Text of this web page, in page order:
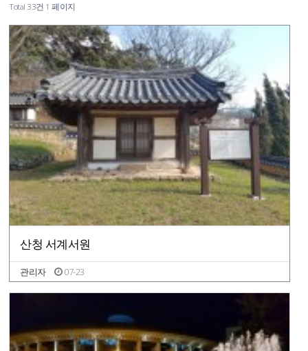
Total 33건 1 페이지
산청 서계서원
관리자 07-23